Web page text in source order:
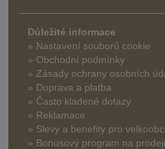
Důležité informace
» Nastavení souborů cookie
» Obchodní podmínky
» Zásady ochrany osobních
» Doprava a platba
» Často kladené dotazy
» Reklamace
» Slevy a benefity pro
» Bonusový program na